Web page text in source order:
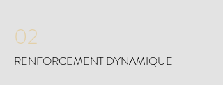
02
RENFORCEMENT DYNAMIQUE